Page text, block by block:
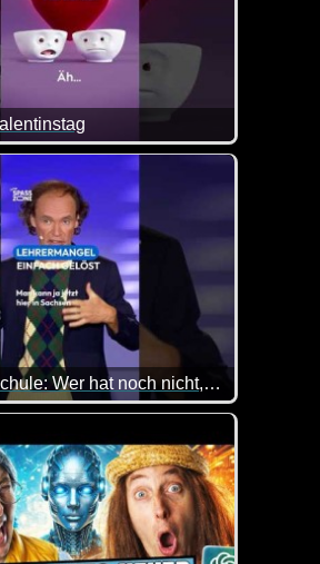
wie die Tassen eben so sind ;-)
Problem Schule: Wer hat noch nicht, wer will nochmal? Olaf Schubert
berichtet über das Thema